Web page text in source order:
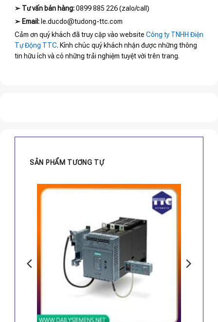
➢ Tư vấn bán hàng:0899 885 226 (zalo/call)
➢ Email: le.ducdo@tudong-ttc.com
Cảm ơn quý khách đã truy cập vào website Công ty TNHH Điện
Tự Động TTC. Kính chúc quý khách nhận được những thông
tin hữu ích và có những trải nghiệm tuyệt vời trên trang.
SẢN PHẨM TƯƠNG TỰ